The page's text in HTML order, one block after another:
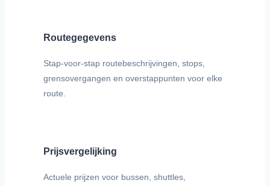
Routegegevens
Stap-voor-stap routebeschrijvingen, stops,
grensovergangen en overstappunten voor elke
route.
Prijsvergelijking
Actuele prijzen voor bussen, shuttles,